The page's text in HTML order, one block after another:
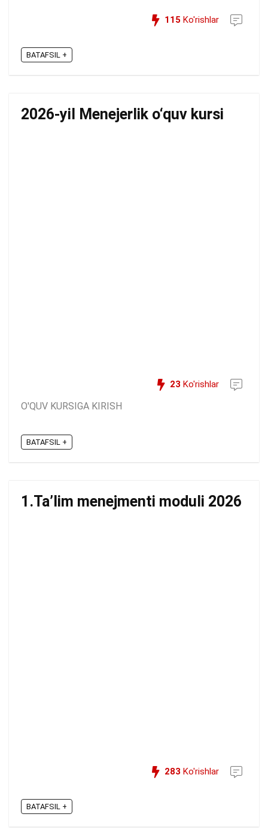
115 Ko'rishlar
BATAFSIL +
2026-yil Menejerlik o‘quv kursi
23 Ko'rishlar
O'QUV KURSIGA KIRISH
BATAFSIL +
1.Ta’lim menejmenti moduli 2026
283 Ko'rishlar
BATAFSIL +